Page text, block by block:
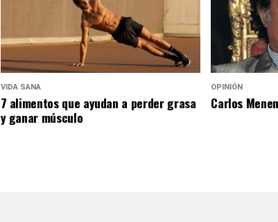
VIDA SANA
7 alimentos que ayudan a perder grasa
y ganar músculo
OPINIÓN
Carlos